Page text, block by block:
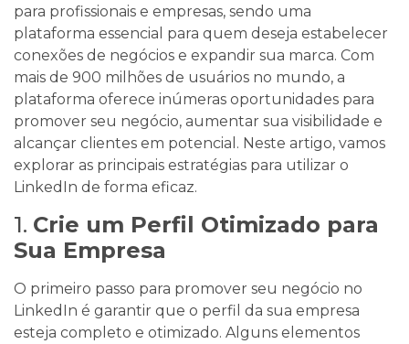
para profissionais e empresas, sendo uma
plataforma essencial para quem deseja estabelecer
conexões de negócios e expandir sua marca. Com
mais de 900 milhões de usuários no mundo, a
plataforma oferece inúmeras oportunidades para
promover seu negócio, aumentar sua visibilidade e
alcançar clientes em potencial. Neste artigo, vamos
explorar as principais estratégias para utilizar o
LinkedIn de forma eficaz.
1. Crie um Perfil Otimizado para
Sua Empresa
O primeiro passo para promover seu negócio no
LinkedIn é garantir que o perfil da sua empresa
esteja completo e otimizado. Alguns elementos